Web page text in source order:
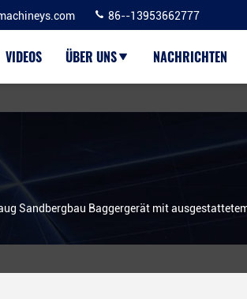
86--13953662777
VIDEOS ÜBER UNS NACHRICHTEN
Sandbergbau Baggergerät mit